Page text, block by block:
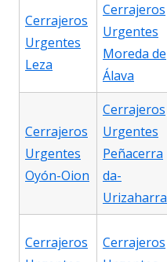
Cerrajeros
Urgentes
Leza
Cerrajeros
Urgentes
Moreda de
Álava
Cerrajeros
Urgentes
Oyón-Oion
Cerrajeros
Urgentes
Peñacerra
da-
Urizaharra
Cerrajeros
Cerrajeros